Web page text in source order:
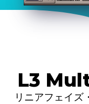
L3
リニアフェイズ